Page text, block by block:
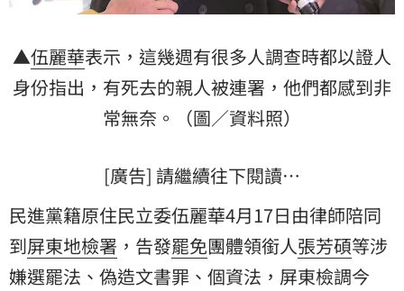
▲伍麗華表示，這幾週有很多人調查時都以證人
身份指出，有死去的親人被連署，他們都感到非
常無奈。（圖／資料照）
[廣告] 請繼續往下閱讀…
民進黨籍原住民立委伍麗華4月17日由律師陪同
到屏東地檢署 ，告發罷免團體領銜人張芳碩等涉
嫌選罷法、偽造文書罪、個資法，屏東檢調今